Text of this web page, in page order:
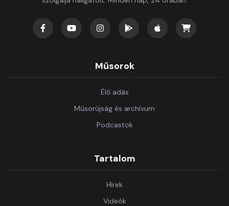
Műsorok
Élő adás
Műsorújság és archívum
Podcastok
Tartalom
Hírek
Videók